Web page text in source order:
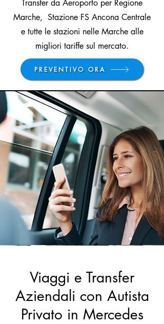
Transfer da Aeroporto per Regione
Marche, Stazione FS Ancona Centrale
e tutte le stazioni nelle Marche alle
migliori tariffe sul mercato.
PREVENTIVO ORA
Viaggi e Transfer
Aziendali con Autista
Privato in Mercedes